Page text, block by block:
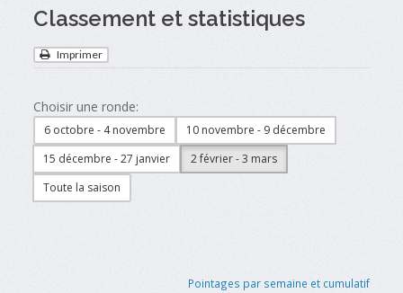
Classement et statistiques
Imprimer
Choisir une ronde:
6 octobre - 4 novembre
10 novembre - 9 décembre
15 décembre - 27 janvier
2 février - 3 mars
Toute la saison
Pointages par semaine et cumulatif